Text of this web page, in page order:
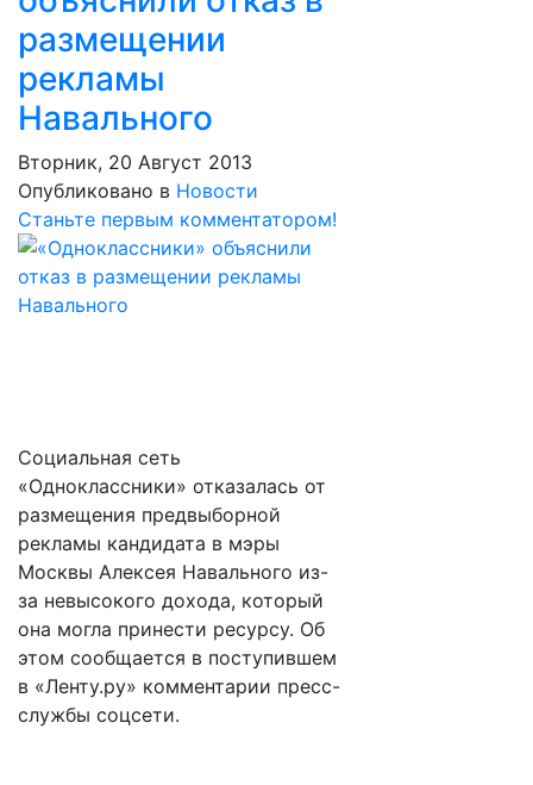
размещении
рекламы
Навального
Вторник, 20 Август 2013
Опубликовано в Новости
Станьте первым комментатором!
Социальная сеть
«Одноклассники» отказалась от
размещения предвыборной
рекламы кандидата в мэры
Москвы Алексея Навального из-
за невысокого дохода, который
она могла принести ресурсу. Об
этом сообщается в поступившем
в «Ленту.ру» комментарии пресс-
службы соцсети.